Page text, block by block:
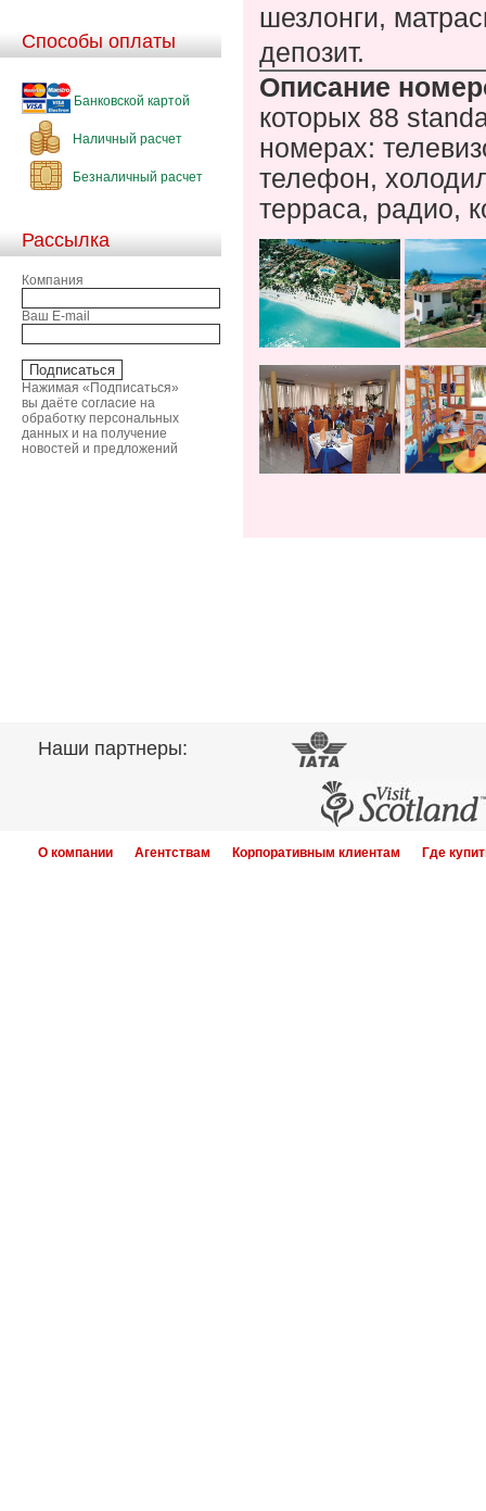
Способы оплаты
Банковской картой
Наличный расчет
Безналичный расчет
Рассылка
Компания
Ваш E-mail
Нажимая «Подписаться»
вы даёте согласие на
обработку персональных
данных и на получение
новостей и предложений
шезлонги,
депозит.
Описание
которых 88
номерах:
телефон,
терраса, радио,
Наши партнеры:
О компании Агентствам Корпоративным клиентам Где